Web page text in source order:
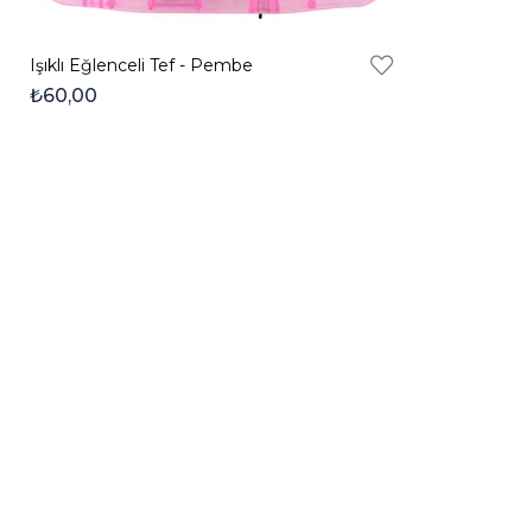
Işıklı Eğlenceli Tef - Pembe
₺60,00